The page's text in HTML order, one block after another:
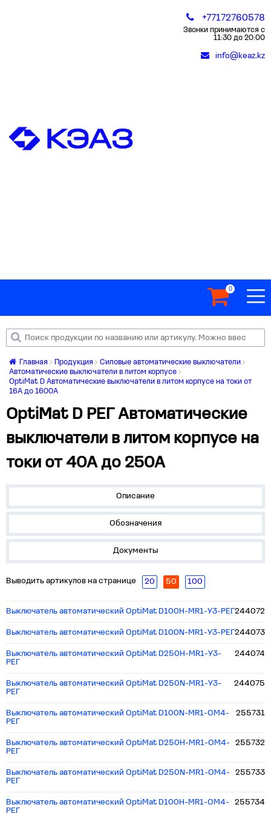
+77172760578
Звонки принимаются с
11:30 до 20:00
info@keaz.kz
0
Главная Продукция
Силовые автоматические выключатели
Автоматические выключатели в литом корпусе
OptiMat D Автоматические выключатели в литом корпусе на токи от
16А до 1600А
OptiMat D РЕГ Автоматические
выключатели в литом корпусе на
токи от 40А до 250А
Описание
Обозначения
Документы
Выводить артикулов на странице 20 50 100
Выключатель автоматический OptiMat D100H-MR1-У3-РЕГ244072
Выключатель автоматический OptiMat D100N-MR1-У3-РЕГ244073
Выключатель автоматический OptiMat D250H-MR1-У3-
РЕГ
244074
Выключатель автоматический OptiMat D250N-MR1-У3-
РЕГ
244075
Выключатель автоматический OptiMat D100N-MR1-ОМ4-
РЕГ
255731
Выключатель автоматический OptiMat D250H-MR1-ОМ4-
РЕГ
255732
Выключатель автоматический OptiMat D250N-MR1-ОМ4-
РЕГ
255733
Выключатель автоматический OptiMat D100H-MR1-ОМ4-
РЕГ
255734